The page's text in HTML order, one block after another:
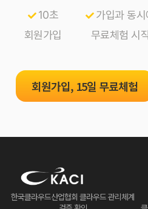
10초
회원가입
가입과 동시
무료체험 시
회원가입, 15일 무료체험
한국클라우드산업협회 클라우드 관리체계